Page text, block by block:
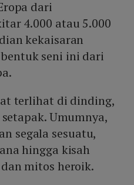
dari
4.000 atau 5.000
kekaisaran
seni ini dari
terlihat di dinding,
Umumnya,
segala sesuatu,
hingga kisah
mitos heroik.